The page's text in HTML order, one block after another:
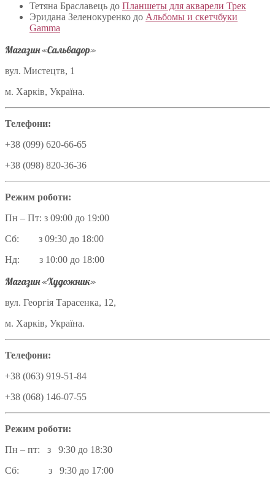
Тетяна Браславець до Планшеты для акварели Трек
Эридана Зеленокуренко до Альбомы и скетчбуки
Gamma
Магазин «Сальвадор»
вул. Мистецтв, 1
м. Харків, Україна.
Телефони:
+38 (099) 620-66-65
+38 (098) 820-36-36
Режим роботи:
Пн – Пт: з 09:00 до 19:00
Сб: з 09:30 до 18:00
Нд: з 10:00 до 18:00
Магазин «Художник»
вул. Георгія Тарасенка, 12,
м. Харків, Україна.
Телефони:
+38 (063) 919-51-84
+38 (068) 146-07-55
Режим роботи:
Пн – пт: з 9:30 до 18:30
Сб: з 9:30 до 17:00